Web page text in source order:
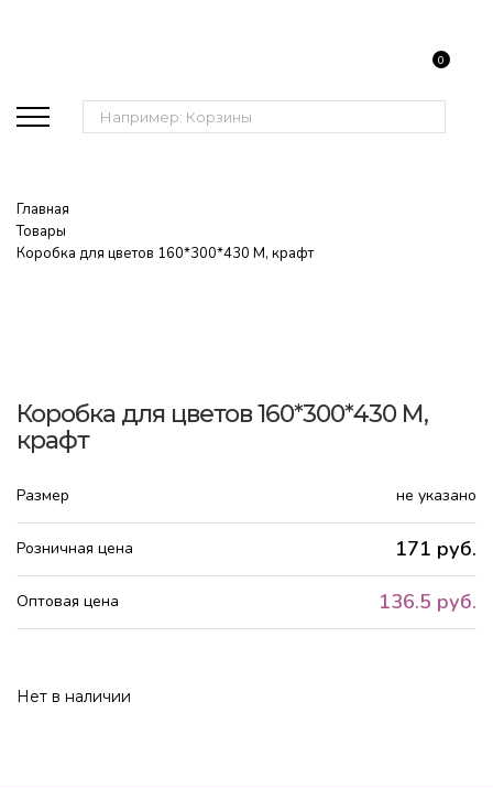
Поиск:
0
Главная
Товары
Коробка для цветов 160*300*430 М, крафт
Коробка для цветов 160*300*430 М,
крафт
Размер не указано
Розничная цена 171 руб.
Оптовая цена 136.5 руб.
Нет в наличии